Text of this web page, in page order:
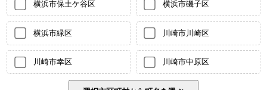
横浜市保土ケ谷区 横浜市磯子区
横浜市緑区 川崎市川崎区
川崎市幸区 川崎市中原区